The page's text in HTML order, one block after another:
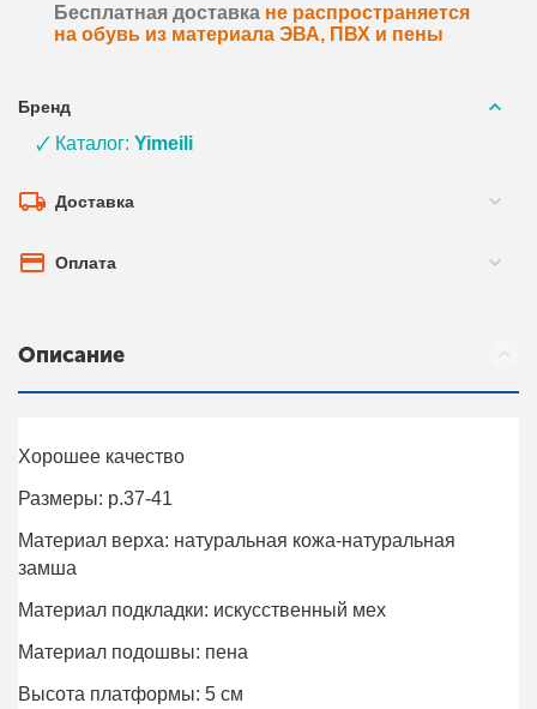
Бесплатная доставка не распространяется
на обувь из материала ЭВА, ПВХ и пены
Бренд
🗸 Каталог:Yimeili
Доставка
Оплата
Описание
Хорошее качество
Размеры: р.37-41
Материал верха: натуральная кожа-натуральная
замша
Материал подкладки: искусственный мех
Материал подошвы: пена
Высота платформы: 5 см